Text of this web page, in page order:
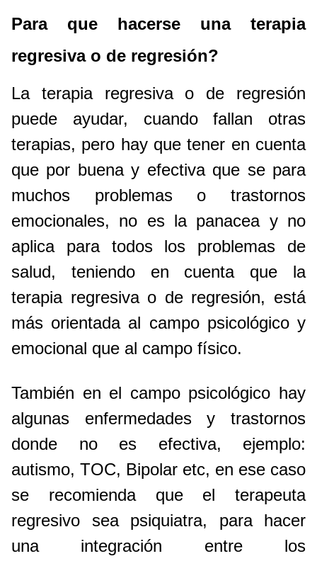
Para que hacerse una terapia
regresiva o de regresión?
La terapia regresiva o de regresión
puede ayudar, cuando fallan otras
terapias, pero hay que tener en cuenta
que por buena y efectiva que se para
muchos problemas o trastornos
emocionales, no es la panacea y no
aplica para todos los problemas de
salud, teniendo en cuenta que la
terapia regresiva o de regresión, está
más orientada al campo psicológico y
emocional que al campo físico.
También en el campo psicológico hay
algunas enfermedades y trastornos
donde no es efectiva, ejemplo:
autismo, TOC, Bipolar etc, en ese caso
se recomienda que el terapeuta
regresivo sea psiquiatra, para hacer
una integración entre los